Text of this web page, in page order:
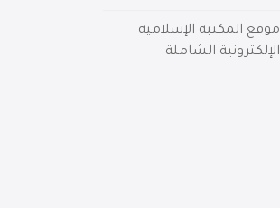
موقع المكتبة الإسلامية
الإلكترونية الشاملة